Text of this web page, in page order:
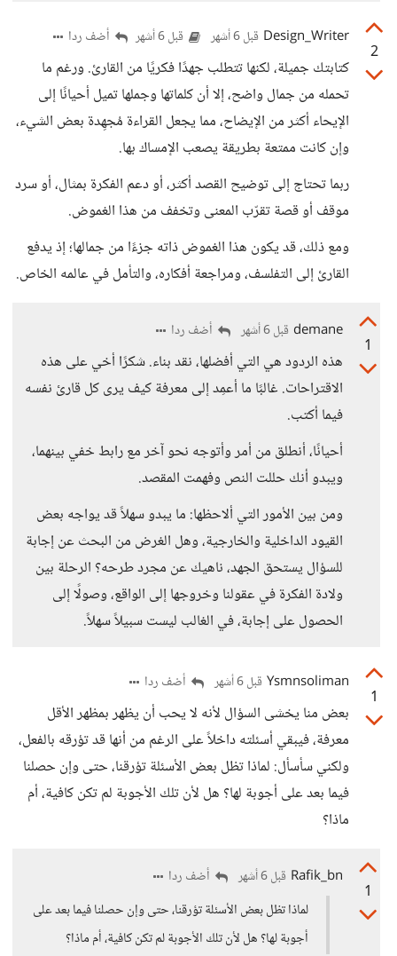
2
Design_Writer قبل 6 أشهر قبل 6 أشهر أضف ردا
كتابتك جميلة، لكنها تتطلب جهدًا فكريًا من القارئ. ورغم ما
تحمله من جمال واضح، إلا أن كلماتها وجملها تميل أحيانًا إلى
الإيحاء أكثر من الإيضاح، مما يجعل القراءة مُجهِدة بعض الشيء،
وإن كانت ممتعة بطريقة يصعب الإمساك بها.
ربما تحتاج إلى توضيح القصد أكثر، أو دعم الفكرة بمثال، أو سرد
موقف أو قصة تقرّب المعنى وتخفف من هذا الغموض.
ومع ذلك، قد يكون هذا الغموض ذاته جزءًا من جمالها؛ إذ يدفع
القارئ إلى التفلسف، ومراجعة أفكاره، والتأمل في عالمه الخاص.
1
demane قبل 6 أشهر أضف ردا
هذه الردود هي التي أفضلها، نقد بناء. شكرًا أخي على هذه
الاقتراحات. غالبًا ما أعمِد إلى معرفة كيف يرى كل قارئ نفسه
فيما أكتب.
أحيانًا، أنطلق من أمر وأتوجه نحو آخر مع رابط خفي بينهما،
ويبدو أنك حللت النص وفهمت المقصد.
ومن بين الأمور التي ألاحظها: ما يبدو سهلاً قد يواجه بعض
القيود الداخلية والخارجية، وهل الغرض من البحث عن إجابة
للسؤال يستحق الجهد، ناهيك عن مجرد طرحه؟ الرحلة بين
ولادة الفكرة في عقولنا وخروجها إلى الواقع، وصولًا إلى
الحصول على إجابة، في الغالب ليست سبيلاً سهلاً.
1
Ysmnsoliman قبل 6 أشهر أضف ردا
بعض منا يخشى السؤال لأنه لا يحب أن يظهر بمظهر الأقل
معرفة، فيبقي أسئلته داخلاً على الرغم من أنها قد تؤرقه بالفعل،
ولكني سأسأل: لماذا تظل بعض الأسئلة تؤرقنا، حتى وإن حصلنا
فيما بعد على أجوبة لها؟ هل لأن تلك الأجوبة لم تكن كافية، أم
ماذا؟
1
Rafik_bn قبل 6 أشهر
أضف ردا
لماذا تظل بعض الأسئلة تؤرقنا، حتى وإن حصلنا فيما بعد على
أجوبة لها؟ هل لأن تلك الأجوبة لم تكن كافية، أم ماذا؟